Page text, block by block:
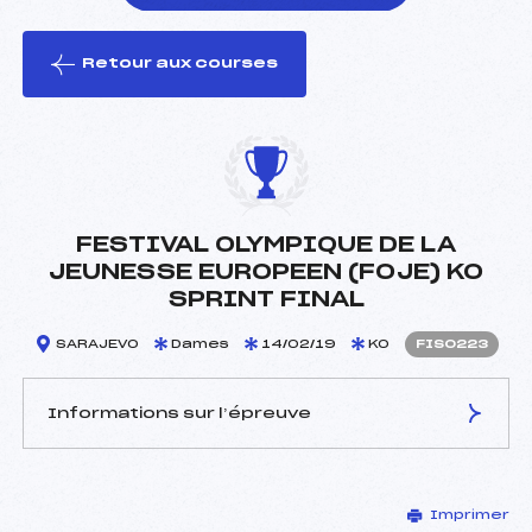
le ski
Retour aux courses
FESTIVAL OLYMPIQUE DE LA
JEUNESSE EUROPEEN (FOJE) KO
SPRINT FINAL
SARAJEVO Dames 14/02/19 KO FIS0223
Informations sur l’épreuve
–
Imprimer